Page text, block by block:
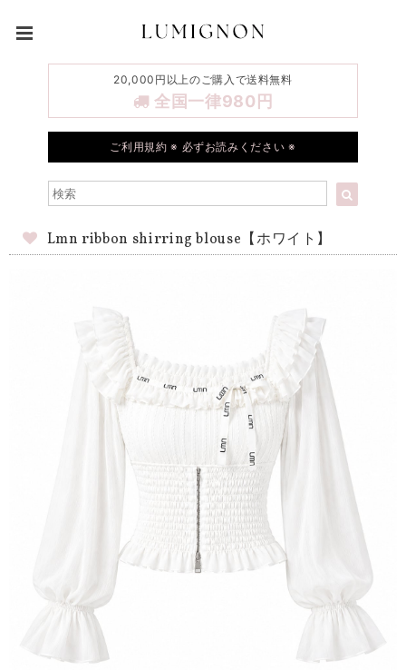
20,000円以上のご購入で送料無料
全国一律980円
ご利用規約 ※ 必ずお読みください ※
Lmn ribbon shirring blouse【ホワイト】